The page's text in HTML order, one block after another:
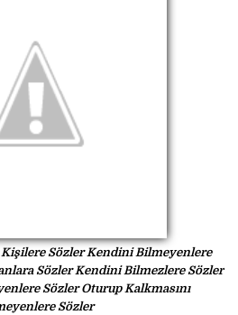
Sözler Kendini Bilmeyenlere
Sözler Kendini Bilmezlere Sözler
Sözler Oturup Kalkmasını
Sözler